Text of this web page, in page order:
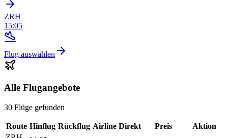
ZRH
15:05
Flug auswählen
Alle Flugangebote
30 Flüge gefunden
Route Hinflug Rückflug Airline Direkt Preis
Aktion